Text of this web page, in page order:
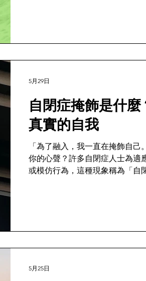
自閉症掩飾是什
真實的自我
「為了融入，我一直在掩飾自己
你的心聲？許多自閉症人士為適
或模仿行為，這種現象稱為「自
5月29日
5月25日